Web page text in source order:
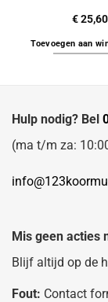
€25,60
Toevoegen aan
Hulp nodig? Bel
(ma t/m za:
Mis geen acties
Blijf altijd op de
Fout: Contact